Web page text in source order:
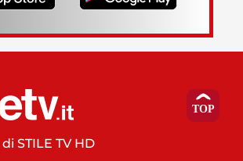
STILE TV HD